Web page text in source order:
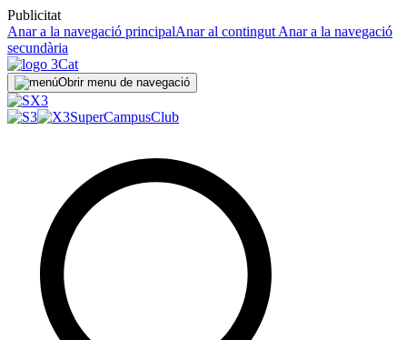
Publicitat
Anar a la navegació principalAnar al contingut Anar a la navegació
secundària
Obrir menu de navegació
SuperCampusClub